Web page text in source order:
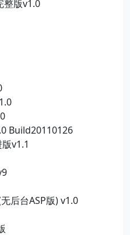
整版v1.0
Build20110126
v1.1
后台ASP版) v1.0